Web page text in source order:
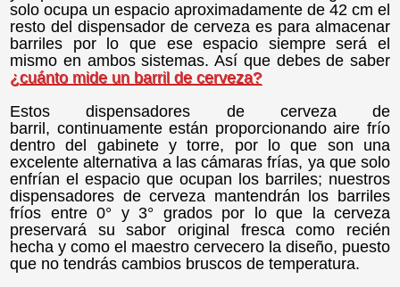
solo ocupa un espacio aproximadamente de 42 cm el
resto del dispensador de cerveza es para almacenar
barriles por lo que ese espacio siempre será el
mismo en ambos sistemas. Así que debes de saber
¿cuánto mide un barril de cerveza?
Estos dispensadores de cerveza de
barril, continuamente están proporcionando aire frío
dentro del gabinete y torre, por lo que son una
excelente alternativa a las cámaras frías, ya que solo
enfrían el espacio que ocupan los barriles; nuestros
dispensadores de cerveza mantendrán los barriles
fríos entre 0° y 3° grados por lo que la cerveza
preservará su sabor original fresca como recién
hecha y como el maestro cervecero la diseño, puesto
que no tendrás cambios bruscos de temperatura.